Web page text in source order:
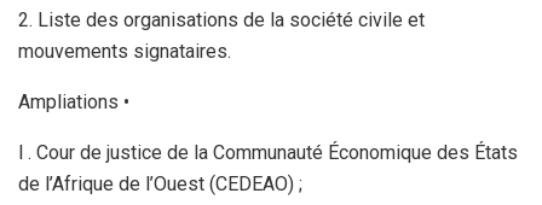
2. Liste des organisations de la société civile et
mouvements signataires.
Ampliations •
l . Cour de justice de la Communauté Économique des États
de l’Afrique de l’Ouest (CEDEAO) ;